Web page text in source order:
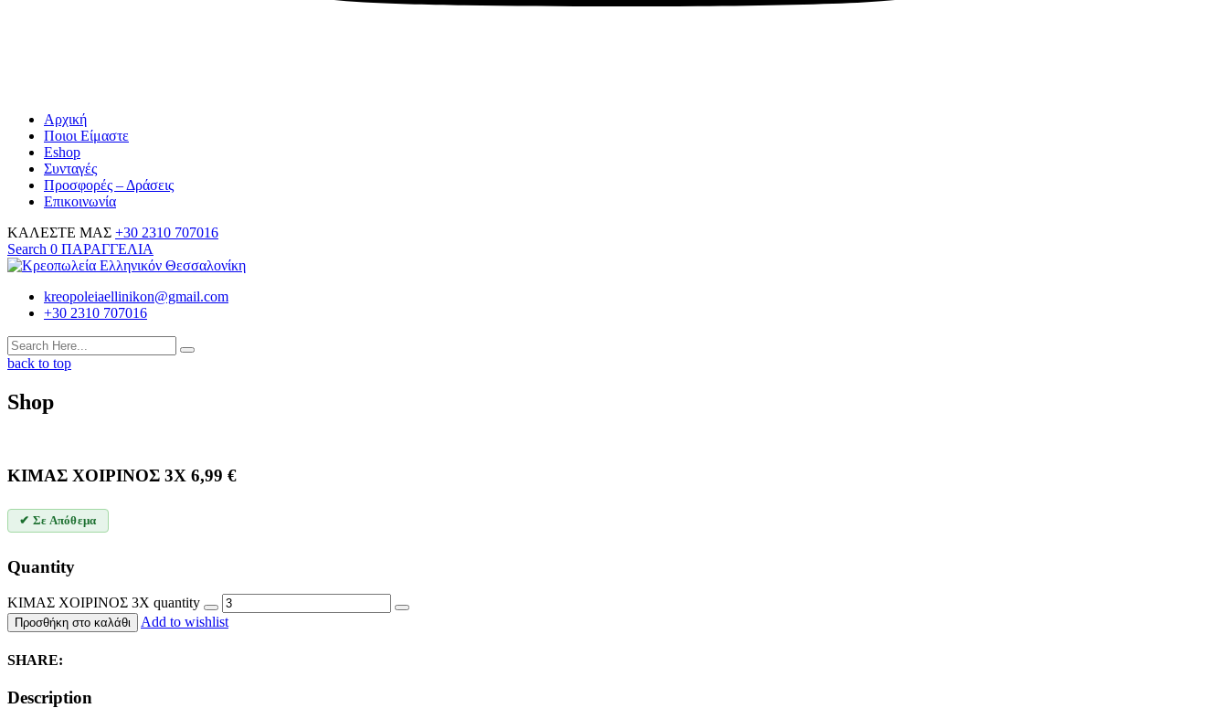
Αρχική
Ποιοι Είμαστε
Eshop
Συνταγές
Προσφορές – Δράσεις
Επικοινωνία
ΚΑΛΕΣΤΕ ΜΑΣ +30 2310 707016
Search 0 ΠΑΡΑΓΓΕΛΙΑ
kreopoleiaellinikon@gmail.com
+30 2310 707016
back to top
Shop
ΚΙΜΑΣ ΧΟΙΡΙΝΟΣ 3Χ 6,99 €
✔ Σε Απόθεμα
Quantity
ΚΙΜΑΣ ΧΟΙΡΙΝΟΣ 3Χ quantity
Προσθήκη στο καλάθι Add to wishlist
SHARE:
Description